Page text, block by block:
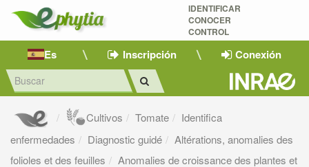
IDENTIFICAR
CONOCER
CONTROL
Es Inscripción Conexión
Cultivos Tomate
Identifica
enfermedades
Diagnostic guidé
Altérations, anomalies des
folioles et des feuilles
Anomalies de croissance des plantes et